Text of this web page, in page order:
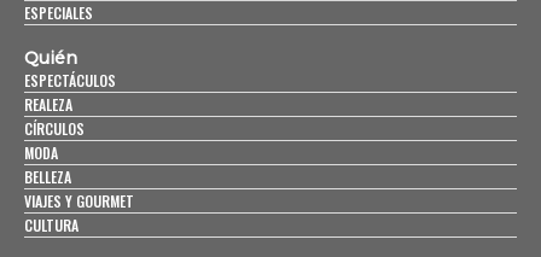
ESPECIALES
Quién
ESPECTÁCULOS
REALEZA
CÍRCULOS
MODA
BELLEZA
VIAJES Y GOURMET
CULTURA